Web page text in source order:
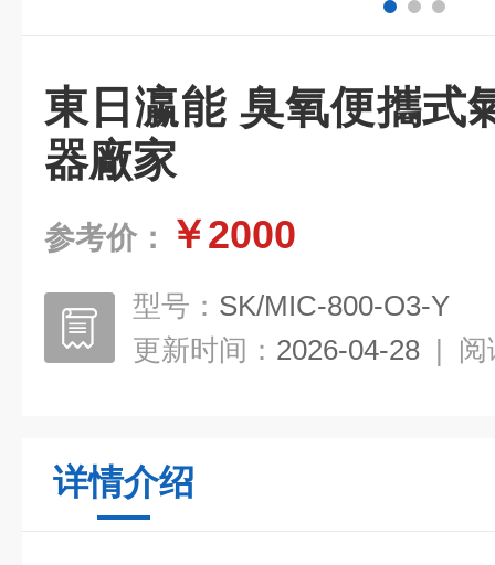
東日瀛能 臭氧便攜式
器廠家
参考价： ￥2000
型号： SK/MIC-800-O3-Y
更新时间： 2026-04-28 | 阅
详情介绍